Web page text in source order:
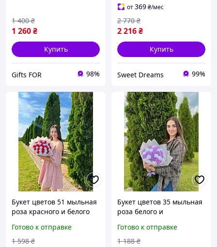
1 260₴
1 400 ₴
Купить
Gifts FOR 98%
от369₴/мес
2 216₴
2 770 ₴
Купить
Sweet Dreams 99%
Букет цветов 51 мыльная
роза красного и белого
мыла Подарок девушке,
жене на 14 февраля
Готово к отправке
1 598 ₴
Букет цветов 35 мыльная
роза белого и
Цветы из мыла Подарок
девушке, жене на 14
Готово к отправке
1 188 ₴